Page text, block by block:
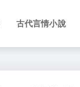
古代言情小說